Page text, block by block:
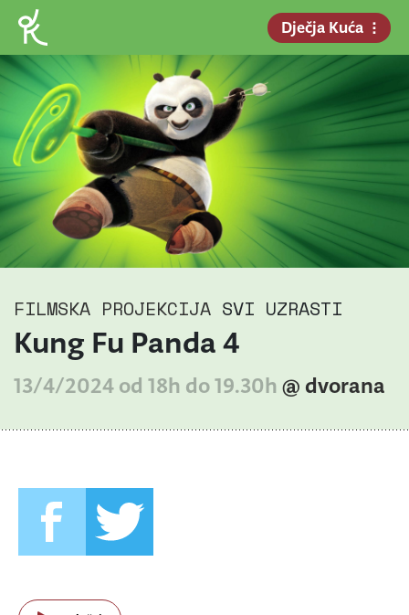
Dječja Kuća
FILMSKA PROJEKCIJA SVI UZRASTI
Kung Fu Panda 4
13/4/2024 od 18h do 19.30h @ dvorana